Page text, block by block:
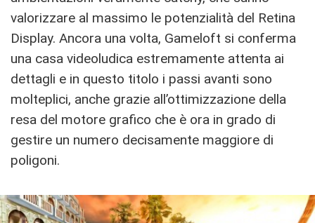
valorizzare al massimo le potenzialità del Retina
Display. Ancora una volta, Gameloft si conferma
una casa videoludica estremamente attenta ai
dettagli e in questo titolo i passi avanti sono
molteplici, anche grazie all’ottimizzazione della
resa del motore grafico che è ora in grado di
gestire un numero decisamente maggiore di
poligoni.